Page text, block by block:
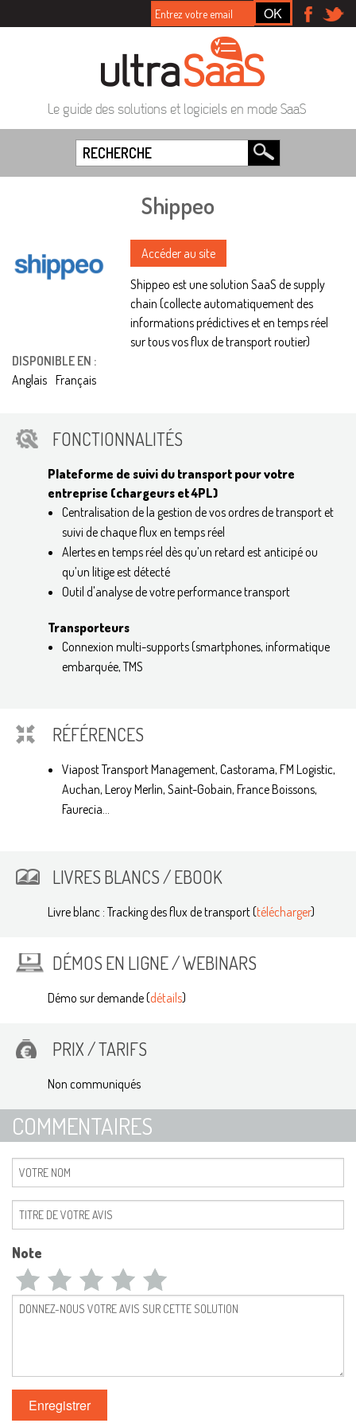
Le guide des solutions et logiciels en mode SaaS
Shippeo
Accéder au site
Shippeo est une solution SaaS de supply
chain (collecte automatiquement des
informations prédictives et en temps réel
sur tous vos flux de transport routier)
DISPONIBLE EN :
Anglais Français
FONCTIONNALITÉS
Plateforme de suivi du transport pour votre
entreprise (chargeurs et 4PL)
Centralisation de la gestion de vos ordres de transport et
suivi de chaque flux en temps réel
Alertes en temps réel dès qu’un retard est anticipé ou
qu’un litige est détecté
Outil d'analyse de votre performance transport
Transporteurs
Connexion multi-supports (smartphones, informatique
embarquée, TMS
RÉFÉRENCES
Viapost Transport Management, Castorama, FM Logistic,
Auchan, Leroy Merlin, Saint-Gobain, France Boissons,
Faurecia...
LIVRES BLANCS / EBOOK
Livre blanc : Tracking des flux de transport (télécharger)
DÉMOS EN LIGNE / WEBINARS
Démo sur demande (détails)
PRIX / TARIFS
Non communiqués
COMMENTAIRES
Note